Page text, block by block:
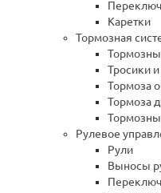
Каретки
Тормозная
Тросики
Тормоза
Тормоза
Рулевое
Рули
Выносы